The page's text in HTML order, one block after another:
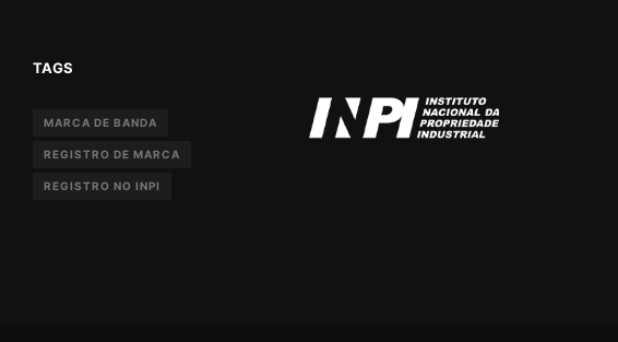
TAGS
MARCA DE BANDA
REGISTRO DE MARCA
REGISTRO NO INPI